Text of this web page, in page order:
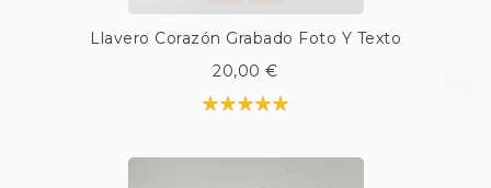
Llavero Corazón Grabado Foto Y Texto
20,00 €